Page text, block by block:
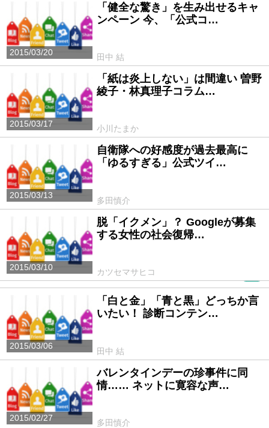
2015/03/20
「健全な驚き」を生み出せるキャ
ンペーン 今、「公式コ…
田中 結
2015/03/17
「紙は炎上しない」は間違い 曽野
綾子・林真理子コラム…
小川たまか
2015/03/13
自衛隊への好感度が過去最高に
「ゆるすぎる」公式ツイ…
多田慎介
2015/03/10
脱「イクメン」？ Googleが募集
する女性の社会復帰…
カツセマサヒコ
2015/03/06
「白と金」「青と黒」どっちか言
いたい！ 診断コンテン…
田中 結
2015/02/27
バレンタインデーの珍事件に同
情…… ネットに寛容な声…
多田慎介